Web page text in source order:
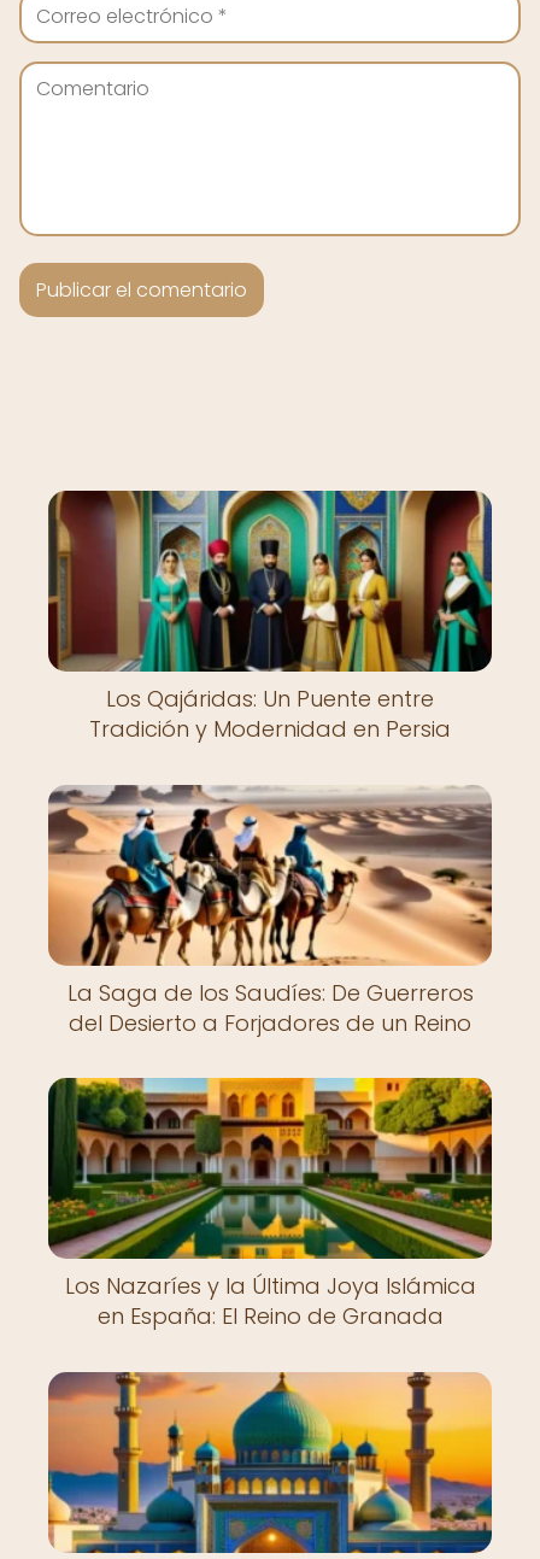
Los Qajáridas: Un Puente entre
Tradición y Modernidad en Persia
La Saga de los Saudíes: De Guerreros
del Desierto a Forjadores de un Reino
Los Nazaríes y la Última Joya Islámica
en España: El Reino de Granada